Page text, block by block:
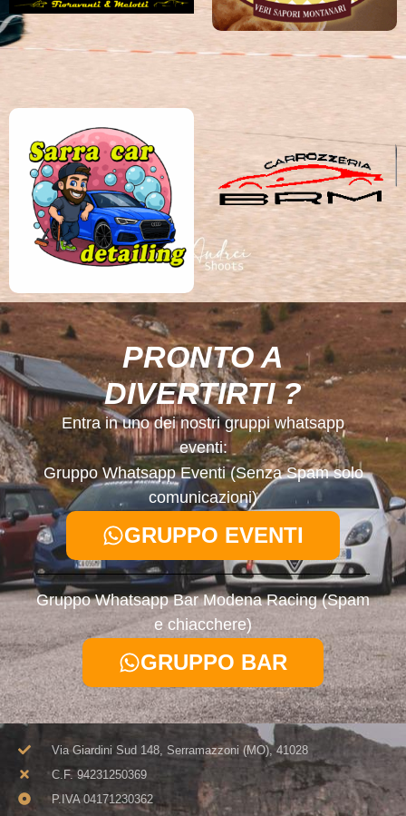
PRONTO A
DIVERTIRTI ?
Entra in uno dei nostri gruppi whatsapp
eventi:
Gruppo Whatsapp Eventi (Senza Spam solo
comunicazioni)
GRUPPO EVENTI
Gruppo Whatsapp Bar Modena Racing (Spam
e chiacchere)
GRUPPO BAR
Via Giardini Sud 148, Serramazzoni (MO), 41028
C.F. 94231250369​
P.IVA 04171230362​